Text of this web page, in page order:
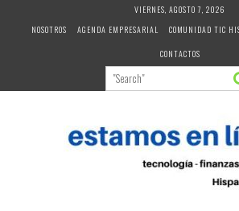
VIERNES, AGOSTO 7, 2026
NOSOTROS
AGENDA EMPRESARIAL COMUNIDAD TIC
CONTACTOS